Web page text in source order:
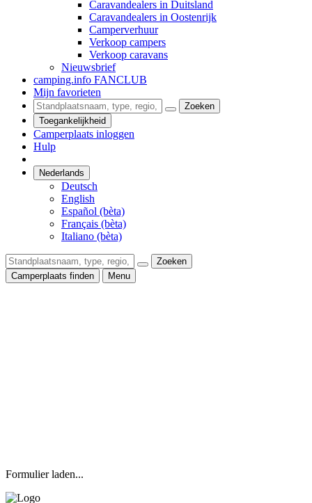
Caravandealers in Duitsland
Caravandealers in Oostenrijk
Camperverhuur
Verkoop campers
Verkoop caravans
Nieuwsbrief
camping.info FANCLUB
Mijn favorieten
Zoeken
Toegankelijkheid
Camperplaats inloggen
Hulp
Nederlands
Deutsch
English
Español (bèta)
Français (bèta)
Italiano (bèta)
Zoeken
Camperplaats finden
Menu
Formulier laden...